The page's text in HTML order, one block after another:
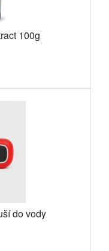
100g
do vody